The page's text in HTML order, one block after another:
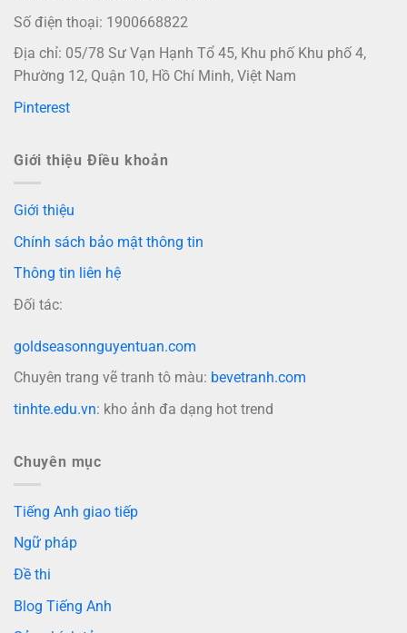
Số điện thoại: 1900668822
Địa chỉ: 05/78 Sư Vạn Hạnh Tổ 45, Khu phố Khu phố 4,
Phường 12, Quận 10, Hồ Chí Minh, Việt Nam
Pinterest
Giới thiệu Điều khoản
Giới thiệu
Chính sách bảo mật thông tin
Thông tin liên hệ
Đối tác:
goldseasonnguyentuan.com
Chuyên trang vẽ tranh tô màu: bevetranh.com
tinhte.edu.vn: kho ảnh đa dạng hot trend
Chuyên mục
Tiếng Anh giao tiếp
Ngữ pháp
Đề thi
Blog Tiếng Anh